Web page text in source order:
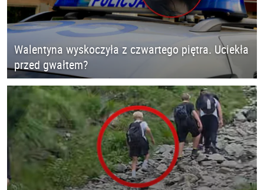
Walentyna wyskoczyła z czwartego piętra. Uciekła
przed gwałtem?